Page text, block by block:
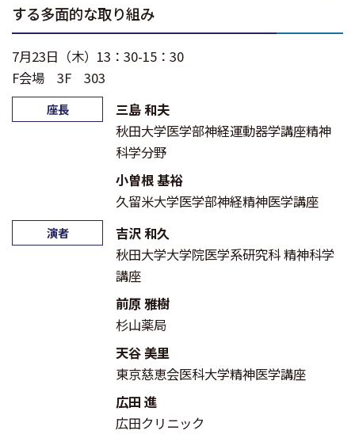
する多面的な取り組み
7月23日（木）13：30-15：30
F会場 3F 303
座長
三島 和夫
秋田大学医学部神経運動器学講座精神
科学分野
小曽根 基裕
久留米大学医学部神経精神医学講座
演者
吉沢 和久
秋田大学大学院医学系研究科 精神科学
講座
前原 雅樹
杉山薬局
天谷 美里
東京慈恵会医科大学精神医学講座
広田 進
広田クリニック